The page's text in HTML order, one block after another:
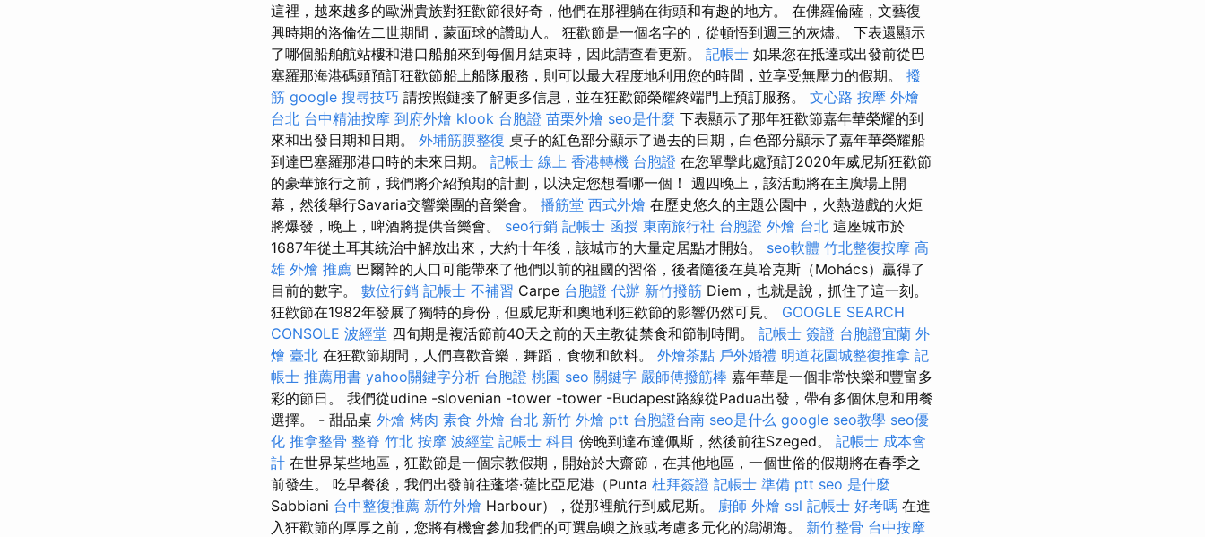
這裡，越來越多的歐洲貴族對狂歡節很好奇，他們在那裡躺在街頭和有趣的地方。 在佛羅倫薩，文藝復
興時期的洛倫佐二世期間，蒙面球的讚助人。 狂歡節是一個名字的，從頓悟到週三的灰燼。 下表還顯示
了哪個船舶航站樓和港口船舶來到每個月結束時，因此請查看更新。 記帳士 如果您在抵達或出發前從巴
塞羅那海港碼頭預訂狂歡節船上船隊服務，則可以最大程度地利用您的時間，並享受無壓力的假期。 撥
筋 google 搜尋技巧 請按照鏈接了解更多信息，並在狂歡節榮耀終端門上預訂服務。 文心路 按摩 外燴
台北 台中精油按摩 到府外燴 klook 台胞證 苗栗外燴 seo是什麼 下表顯示了那年狂歡節嘉年華榮耀的到
來和出發日期和日期。 外埔筋膜整復 桌子的紅色部分顯示了過去的日期，白色部分顯示了嘉年華榮耀船
到達巴塞羅那港口時的未來日期。 記帳士 線上 香港轉機 台胞證 在您單擊此處預訂2020年威尼斯狂歡節
的豪華旅行之前，我們將介紹預期的計劃，以決定您想看哪一個！ 週四晚上，該活動將在主廣場上開
幕，然後舉行Savaria交響樂團的音樂會。 播筋堂 西式外燴 在歷史悠久的主題公園中，火熱遊戲的火炬
將爆發，晚上，啤酒將提供音樂會。 seo行銷 記帳士 函授 東南旅行社 台胞證 外燴 台北 這座城市於
1687年從土耳其統治中解放出來，大約十年後，該城市的大量定居點才開始。 seo軟體 竹北整復按摩 高
雄 外燴 推薦 巴爾幹的人口可能帶來了他們以前的祖國的習俗，後者隨後在莫哈克斯（Mohács）贏得了
目前的數字。 數位行銷 記帳士 不補習 Carpe 台胞證 代辦 新竹撥筋 Diem，也就是說，抓住了這一刻。
狂歡節在1982年發展了獨特的身份，但威尼斯和奧地利狂歡節的影響仍然可見。 GOOGLE SEARCH
CONSOLE 波經堂 四旬期是複活節前40天之前的天主教徒禁食和節制時間。 記帳士 簽證 台胞證宜蘭 外
燴 臺北 在狂歡節期間，人們喜歡音樂，舞蹈，食物和飲料。 外燴茶點 戶外婚禮 明道花園城整復推拿 記
帳士 推薦用書 yahoo關鍵字分析 台胞證 桃園 seo 關鍵字 嚴師傅撥筋棒 嘉年華是一個非常快樂和豐富多
彩的節日。 我們從udine -slovenian -tower -tower -Budapest路線從Padua出發，帶有多個休息和用餐
選擇。 - 甜品桌 外燴 烤肉 素食 外燴 台北 新竹 外燴 ptt 台胞證台南 seo是什么 google seo教學 seo優
化 推拿整骨 整脊 竹北 按摩 波經堂 記帳士 科目 傍晚到達布達佩斯，然後前往Szeged。 記帳士 成本會
計 在世界某些地區，狂歡節是一個宗教假期，開始於大齋節，在其他地區，一個世俗的假期將在春季之
前發生。 吃早餐後，我們出發前往蓬塔·薩比亞尼港（Punta 杜拜簽證 記帳士 準備 ptt seo 是什麼
Sabbiani 台中整復推薦 新竹外燴 Harbour），從那裡航行到威尼斯。 廚師 外燴 ssl 記帳士 好考嗎 在進
入狂歡節的厚厚之前，您將有機會參加我們的可選島嶼之旅或考慮多元化的潟湖海。 新竹整骨 台中按摩